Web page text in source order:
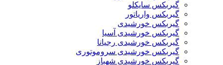
گیربکس سایکلو
گیربکس واریاتور
گیربکس خورشیدی
گیربکس خورشیدی آسیا
گیربکس خورشیدی رجیانا
گیربکس خورشیدی سروموتوری
گیربکس خورشیدی شهباز